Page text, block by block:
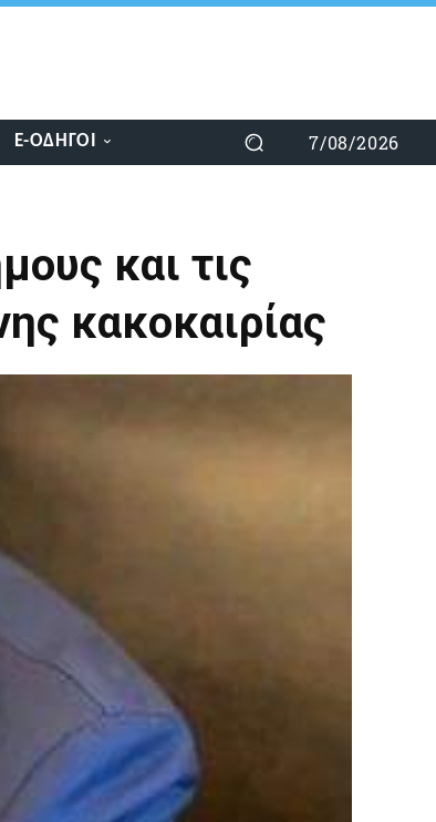
E-ΟΔΗΓΟΊ 7/08/2026
και τις
κακοκαιρίας